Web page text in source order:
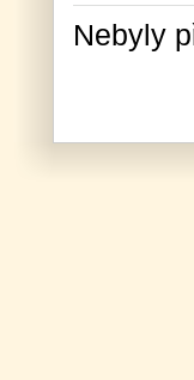
Nebyly